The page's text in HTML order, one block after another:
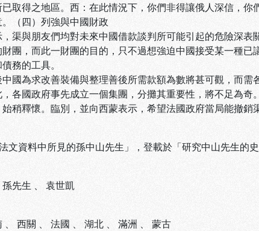
取得之地區。西：在此情況下，你們非得讓俄人深信，
（四）列強與中國財政
渠與朋友們均對未來中國借款談判所可能引起的危險深
團，而此一財團的目的，只不過想強迫中國接受某一種
務的工具。
國為求改善裝備與整理善後所需款額為數將甚可觀，而
各國政府事先成立一個集團，分攤其重要性，將不足為奇。
稍釋懷。臨別，並向西蒙表示，希望法國政府當局能撤銷
資料中所見的孫中山先生」，登載於「研究中山先生的史
孫先生 、 袁世凱
、 西關 、 法國 、 湖北 、 滿洲 、 蒙古